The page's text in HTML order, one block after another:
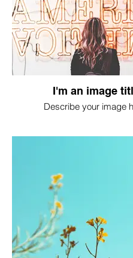
I'm an image
Describe your image